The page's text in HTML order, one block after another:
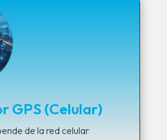
GPS (Celular)
de la red celular